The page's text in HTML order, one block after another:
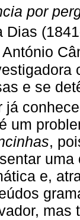
por
Dias
António
e se
já
um
,
e,
mas